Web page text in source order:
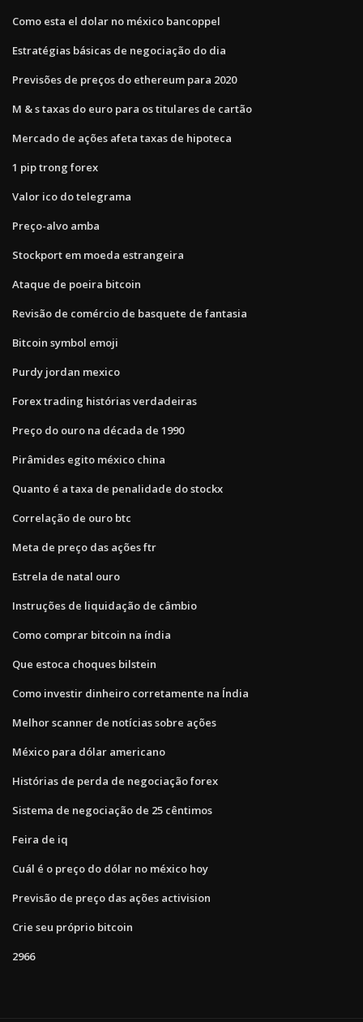
Como esta el dolar no méxico bancoppel
Estratégias básicas de negociação do dia
Previsões de preços do ethereum para 2020
M & s taxas do euro para os titulares de cartão
Mercado de ações afeta taxas de hipoteca
1 pip trong forex
Valor ico do telegrama
Preço-alvo amba
Stockport em moeda estrangeira
Ataque de poeira bitcoin
Revisão de comércio de basquete de fantasia
Bitcoin symbol emoji
Purdy jordan mexico
Forex trading histórias verdadeiras
Preço do ouro na década de 1990
Pirâmides egito méxico china
Quanto é a taxa de penalidade do stockx
Correlação de ouro btc
Meta de preço das ações ftr
Estrela de natal ouro
Instruções de liquidação de câmbio
Como comprar bitcoin na índia
Que estoca choques bilstein
Como investir dinheiro corretamente na Índia
Melhor scanner de notícias sobre ações
México para dólar americano
Histórias de perda de negociação forex
Sistema de negociação de 25 cêntimos
Feira de iq
Cuál é o preço do dólar no méxico hoy
Previsão de preço das ações activision
Crie seu próprio bitcoin
2966